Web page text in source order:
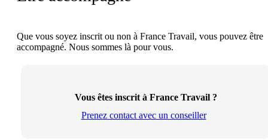
Que vous soyez inscrit ou non à France Travail, vous pouvez être
accompagné. Nous sommes là pour vous.
Vous êtes inscrit à France Travail ?
Prenez contact avec un conseiller